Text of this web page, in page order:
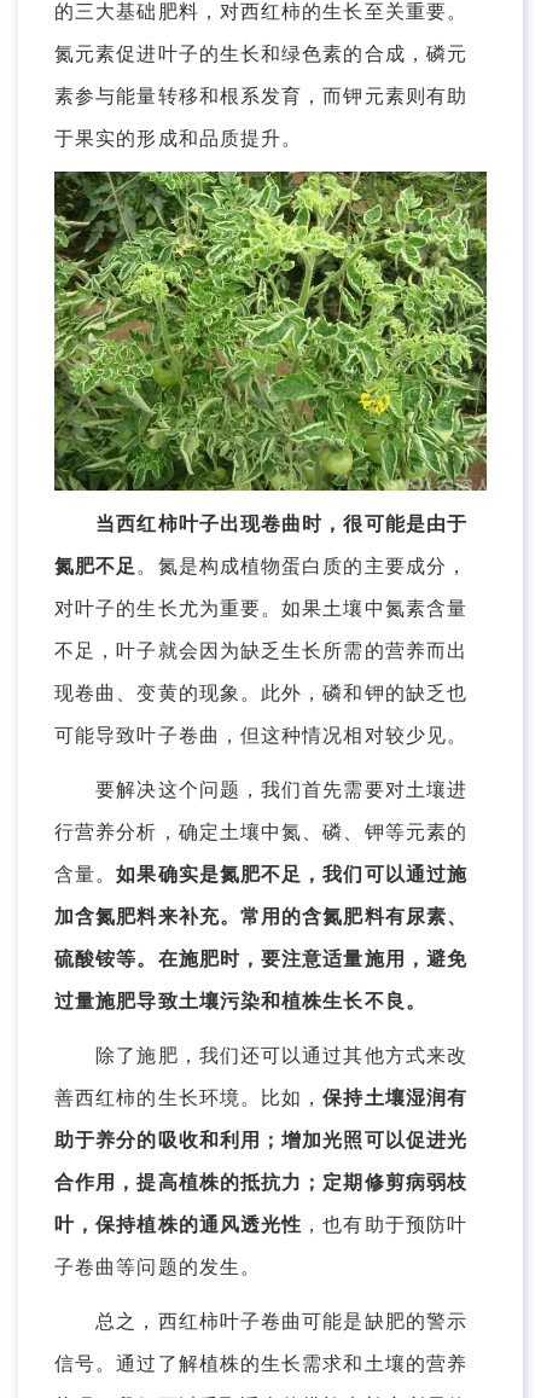
的三大基础肥料，对西红柿的生长至关重要。
氮元素促进叶子的生长和绿色素的合成，磷元
素参与能量转移和根系发育，而钾元素则有助
于果实的形成和品质提升。
当西红柿叶子出现卷曲时，很可能是由于
氮肥不足 。氮是构成植物蛋白质的主要成分，
对叶子的生长尤为重要。如果土壤中氮素含量
不足，叶子就会因为缺乏生长所需的营养而出
现卷曲、变黄的现象。此外，磷和钾的缺乏也
可能导致叶子卷曲，但这种情况相对较少见。
要解决这个问题，我们首先需要对土壤进
行营养分析，确定土壤中氮、磷、钾等元素的
含量。如果确实是氮肥不足，我们可以通过施
加含氮肥料来补充。常用的含氮肥料有尿素、
硫酸铵等。在施肥时，要注意适量施用，避免
过量施肥导致土壤污染和植株生长不良。
除了施肥，我们还可以通过其他方式来改
善西红柿的生长环境。比如，保持土壤湿润有
助于养分的吸收和利用；增加光照可以促进光
合作用，提高植株的抵抗力；定期修剪病弱枝
叶，保持植株的通风透光性 ，也有助于预防叶
子卷曲等问题的发生。
总之，西红柿叶子卷曲可能是缺肥的警示
信号。通过了解植株的生长需求和土壤的营养